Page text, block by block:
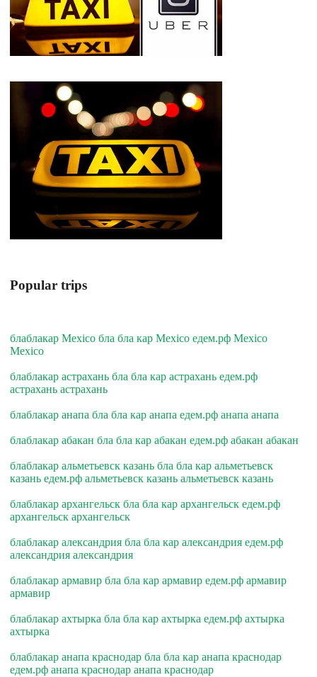
Popular trips
блаблакар Mexico бла бла кар Mexico едем.рф Mexico
Mexico
блаблакар астрахань бла бла кар астрахань едем.рф
астрахань астрахань
блаблакар анапа бла бла кар анапа едем.рф анапа анапа
блаблакар абакан бла бла кар абакан едем.рф абакан абакан
блаблакар альметьевск казань бла бла кар альметьевск
казань едем.рф альметьевск казань альметьевск казань
блаблакар архангельск бла бла кар архангельск едем.рф
архангельск архангельск
блаблакар александрия бла бла кар александрия едем.рф
александрия александрия
блаблакар армавир бла бла кар армавир едем.рф армавир
армавир
блаблакар ахтырка бла бла кар ахтырка едем.рф ахтырка
ахтырка
блаблакар анапа краснодар бла бла кар анапа краснодар
едем.рф анапа краснодар анапа краснодар